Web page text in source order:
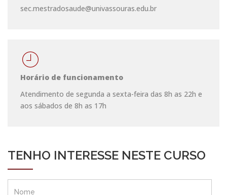
sec.mestradosaude@univassouras.edu.br
Horário de funcionamento
Atendimento de segunda a sexta-feira das 8h as 22h e
aos sábados de 8h as 17h
TENHO INTERESSE NESTE CURSO